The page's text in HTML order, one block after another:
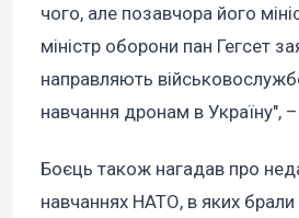
чого, але позавчора його
міністр оборони пан Гегсет
направляють
навчання дронам в Україну",
Боєць також нагадав про
навчаннях НАТО, в яких брали